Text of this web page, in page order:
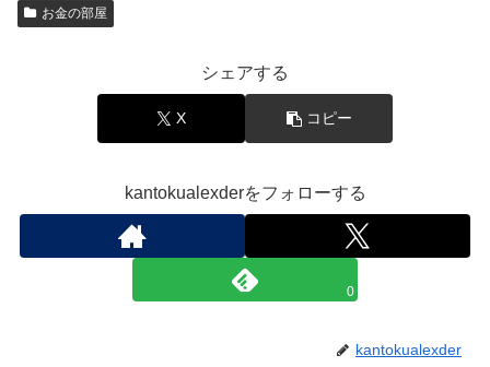
お金の部屋
シェアする
X コピー
kantokualexderをフォローする
0
kantokualexder